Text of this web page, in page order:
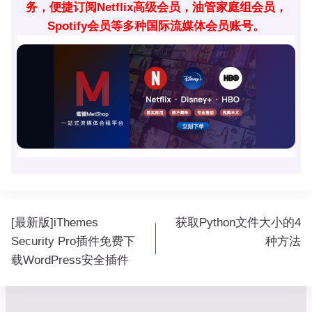
务，便捷订阅Netflix高级会员，油管家庭组会员，
Spotify会员等多种国际流媒体会员账号。
文
章
导
[最新版]iThemes
Security Pro插件免费下
载WordPress安全插件
获取Python文件大小的4
种方法